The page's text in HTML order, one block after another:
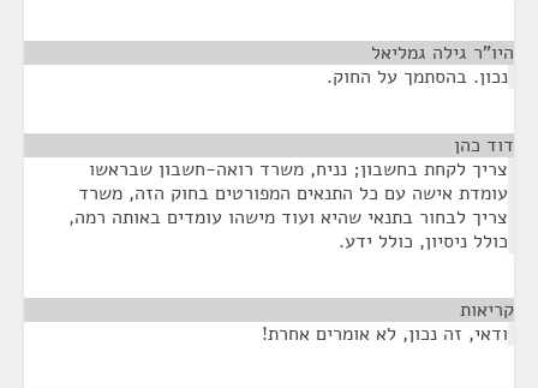
היו"ר גילה גמליאל
נכון. בהסתמך על החוק.
דוד כהן
צריך לקחת בחשבון; נניח, משרד רואה-חשבון שבראשו
עומדת אישה עם כל התנאים המפורטים בחוק הזה, משרד
צריך לבחור בתנאי שהיא ועוד מישהו עומדים באותה רמה,
כולל ניסיון, כולל ידע.
קריאות
ודאי, זה נכון, לא אומרים אחרת!